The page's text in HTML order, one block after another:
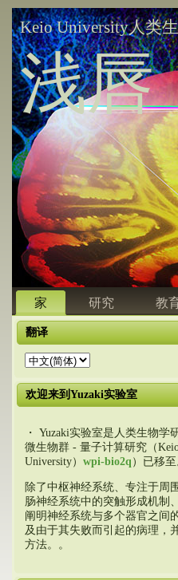
Keio University人类
浅唇
家 研究 教
翻译
欢迎来到Yuzaki实验室
・ Yuzaki实验室是人类生物学
微生物群 - 量子计算研究（
University） wpi-bio2q ）已移至
除了中枢神经系统、专注于周
肠神经系统中的突触形成机制
阐明神经系统与多个器官之间
及由于其失败而引起的病理，
方法。。